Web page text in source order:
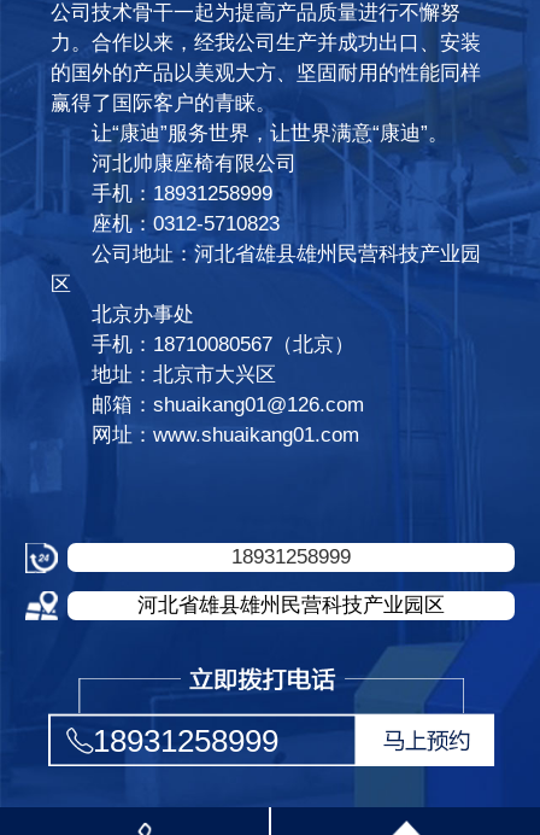
公司技术骨干一起为提高产品质量进行不懈努
力。合作以来，经我公司生产并成功出口、安装
的国外的产品以美观大方、坚固耐用的性能同样
赢得了国际客户的青睐。
让“康迪”服务世界，让世界满意“康迪”。
河北帅康座椅有限公司
手机：18931258999
座机：0312-5710823
公司地址：河北省雄县雄州民营科技产业园
区
北京办事处
手机：18710080567（北京）
地址：北京市大兴区
邮箱：shuaikang01@126.com
网址：www.shuaikang01.com
18931258999
河北省雄县雄州民营科技产业园区
18931258999